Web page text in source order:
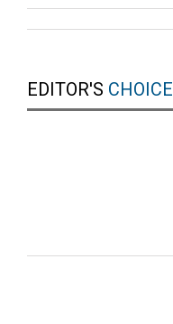
EDITOR'S CHOICE